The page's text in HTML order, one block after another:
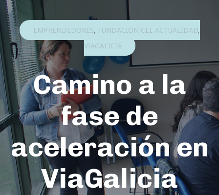
EMPRENDEDORES, FUNDACIÓN CEL ACTUALIDAD,
VIAGALICIA
Camino a la
fase de
aceleración en
ViaGalicia